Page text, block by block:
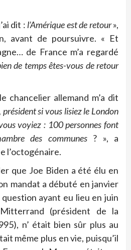
dit : l’Amérique est de retour»,
avant de poursuivre. « Et
de France m’a regardé
de temps êtes-vous de retour
chancelier allemand m’a dit
si vous lisiez le London
voyiez : 100 personnes font
des communes? », a
l’octogénaire.
que Joe Biden a été élu en
mandat a débuté en janvier
ayant eu lieu en juin
(président de la
n’ était bien sûr plus au
même plus en vie, puisqu’il